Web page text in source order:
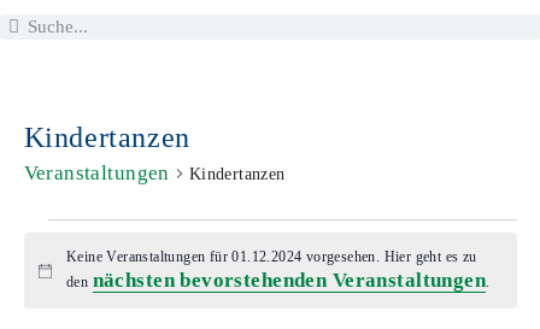
Kindertanzen
Veranstaltungen Kindertanzen
Hinweis
Keine Veranstaltungen für 01.12.2024 vorgesehen. Hier geht es zu
den nächsten bevorstehenden Veranstaltungen.